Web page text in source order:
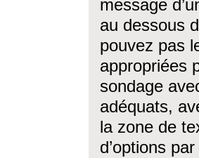
message
au dessous
pouvez pas
appropriées
sondage
adéquats,
la zone de
d’options